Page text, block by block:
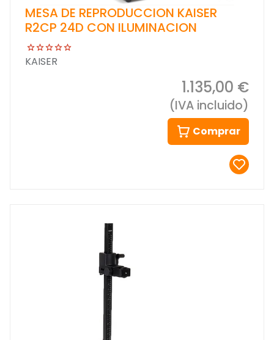
MESA DE REPRODUCCION KAISER
R2CP 24D CON ILUMINACION
KAISER
1.135,00 €
(IVA incluido)
Comprar